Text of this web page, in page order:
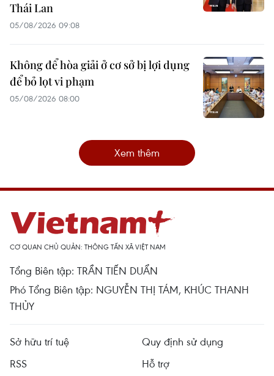
Thái Lan
05/08/2026 09:08
Không để hòa giải ở cơ sở bị lợi dụng
để bỏ lọt vi phạm
05/08/2026 08:00
Xem thêm
CƠ QUAN CHỦ QUẢN: THÔNG TẤN XÃ VIỆT NAM
Tổng Biên tập: TRẦN TIẾN DUẨN
Phó Tổng Biên tập: NGUYỄN THỊ TÁM, KHÚC THANH
THỦY
Sở hữu trí tuệ
Quy định sử dụng
RSS
Hỗ trợ